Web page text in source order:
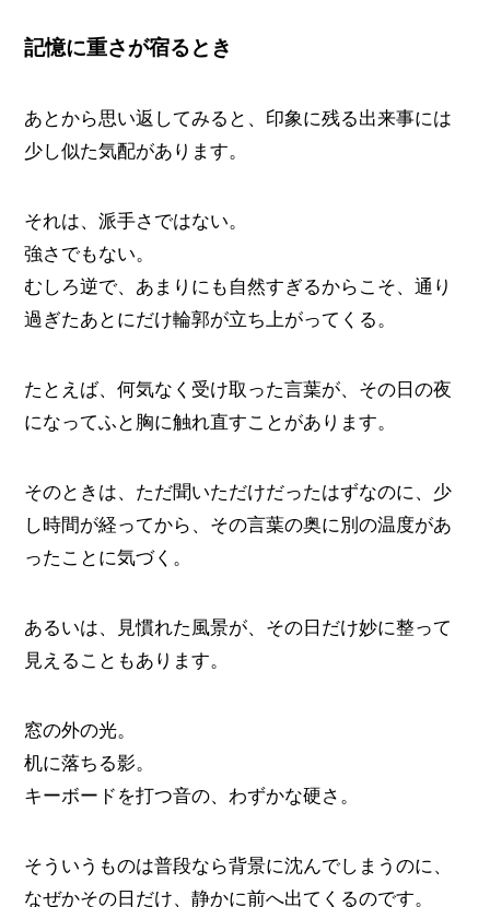
記憶に重さが宿るとき
あとから思い返してみると、印象に残る出来事には
少し似た気配があります。
それは、派手さではない。
強さでもない。
むしろ逆で、あまりにも自然すぎるからこそ、通り
過ぎたあとにだけ輪郭が立ち上がってくる。
たとえば、何気なく受け取った言葉が、その日の夜
になってふと胸に触れ直すことがあります。
そのときは、ただ聞いただけだったはずなのに、少
し時間が経ってから、その言葉の奥に別の温度があ
ったことに気づく。
あるいは、見慣れた風景が、その日だけ妙に整って
見えることもあります。
窓の外の光。
机に落ちる影。
キーボードを打つ音の、わずかな硬さ。
そういうものは普段なら背景に沈んでしまうのに、
なぜかその日だけ、静かに前へ出てくるのです。